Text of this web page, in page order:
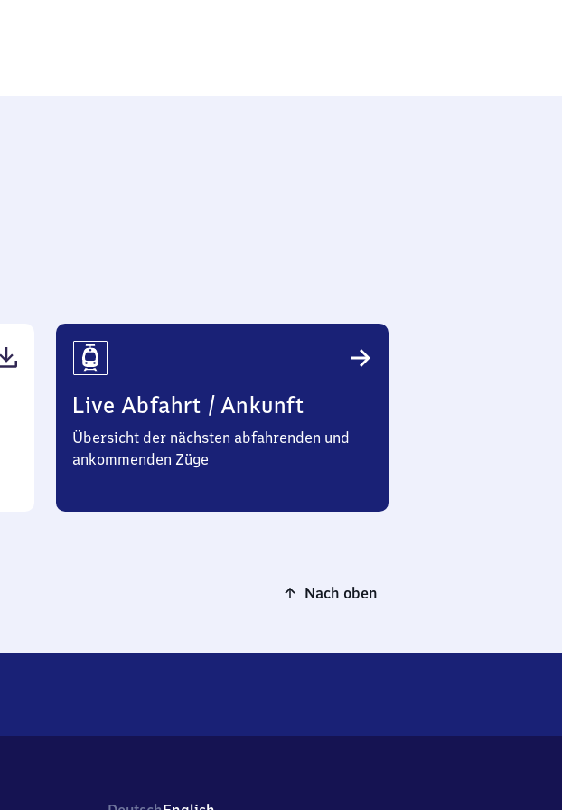
Live Abfahrt / Ankunft
Übersicht der nächsten abfahrenden und
ankommenden Züge
Nach oben